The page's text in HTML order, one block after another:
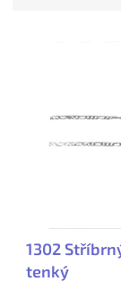
d
u
o
d
1302
tenký